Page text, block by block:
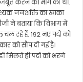
करने की मांग की थी.
जनशक्ति का खाका
ने बताया कि विभाग में
चल रहे हैं. 192 नए पदों को
को सौंप दी गई है।
मिलते ही पदों को भरने